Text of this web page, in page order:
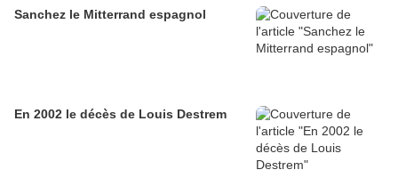
Sanchez le Mitterrand espagnol
En 2002 le décès de Louis Destrem